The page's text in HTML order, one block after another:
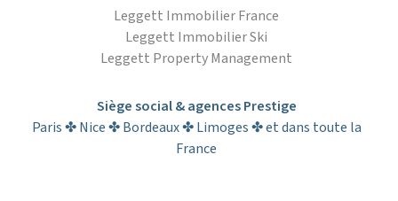
Leggett Immobilier France
Leggett Immobilier Ski
Leggett Property Management
Siège social & agences Prestige
Paris ✤ Nice ✤ Bordeaux ✤ Limoges ✤ et dans toute la
France